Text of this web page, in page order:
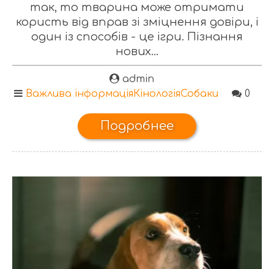
так, то тварина може отримати
користь від вправ зі зміцнення довіри, і
один із способів - це ігри. Пізнання
нових...
admin
Важлива інформаціяКінологіяСобаки 0
Подробнее